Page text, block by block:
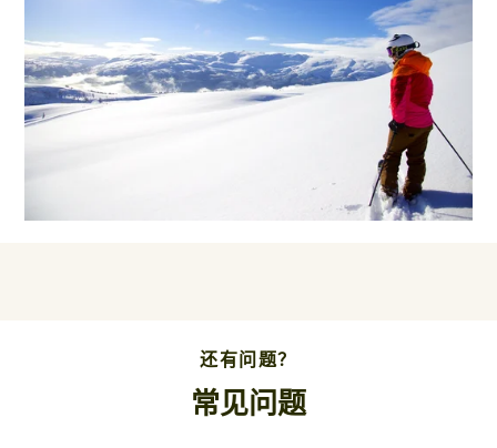
还有问题？
常见问题